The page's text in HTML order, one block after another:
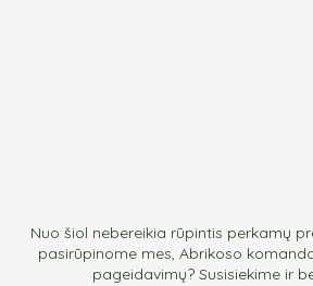
Nuo šiol nebereikia rūpintis perkamų
pasirūpinome mes, Abrikoso
pageidavimų? Susisiekime ir